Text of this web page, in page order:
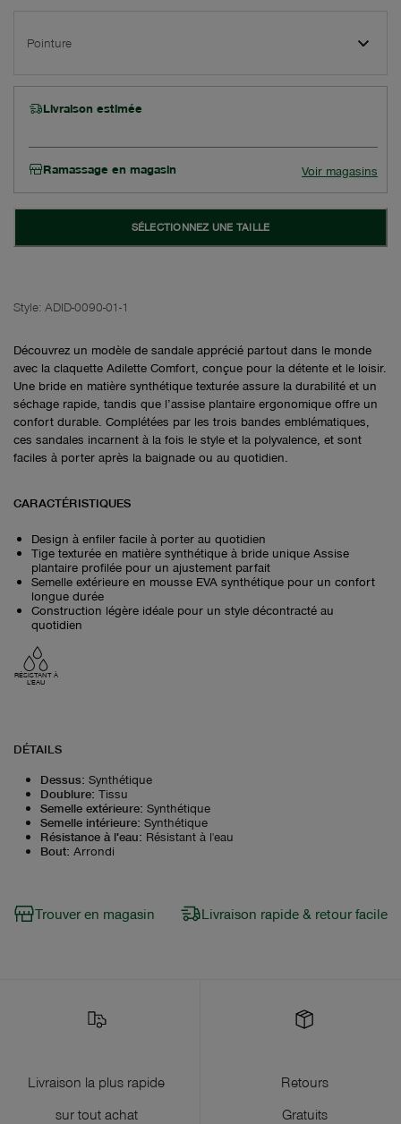
Pointure
Livraison estimée
Ramassage en magasin Voir magasins
SÉLECTIONNEZ UNE TAILLE
Style: ADID-0090-01-1
Découvrez un modèle de sandale apprécié partout dans le monde
avec la claquette Adilette Comfort, conçue pour la détente et le loisir.
Une bride en matière synthétique texturée assure la durabilité et un
séchage rapide, tandis que l’assise plantaire ergonomique offre un
confort durable. Complétées par les trois bandes emblématiques,
ces sandales incarnent à la fois le style et la polyvalence, et sont
faciles à porter après la baignade ou au quotidien.
CARACTÉRISTIQUES
Design à enfiler facile à porter au quotidien
Tige texturée en matière synthétique à bride unique Assise
plantaire profilée pour un ajustement parfait
Semelle extérieure en mousse EVA synthétique pour un confort
longue durée
Construction légère idéale pour un style décontracté au
quotidien
RÉSISTANT À
L'EAU
DÉTAILS
Dessus: Synthétique
Doublure: Tissu
Semelle extérieure: Synthétique
Semelle intérieure: Synthétique
Résistance à l'eau: Résistant à l'eau
Bout: Arrondi
Trouver en magasin Livraison rapide & retour facile
Livraison la plus rapide
sur tout achat
Retours
Gratuits